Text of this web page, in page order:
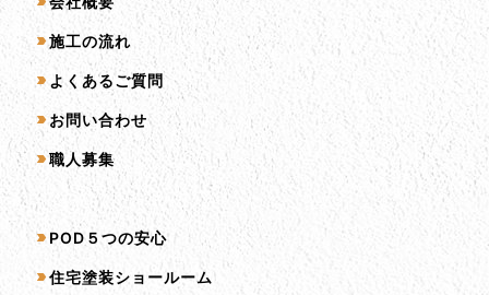
施工の流れ
よくあるご質問
お問い合わせ
職人募集
サービス一覧
POD５つの安心
住宅塗装ショールーム